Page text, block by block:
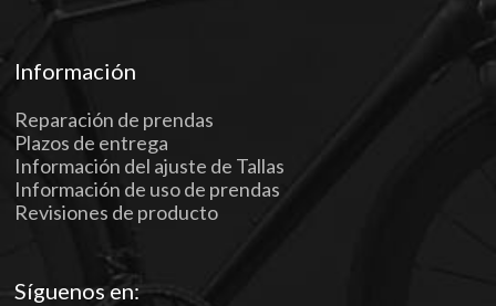
Información
Reparación de prendas
Plazos de entrega
Información del ajuste de Tallas
Información de uso de prendas
Revisiones de producto
Síguenos en: